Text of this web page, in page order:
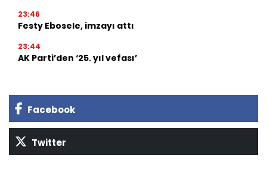
23:46
Festy Ebosele, imzayı attı
23:44
AK Parti’den ‘25. yıl vefası’
Facebook
Twitter